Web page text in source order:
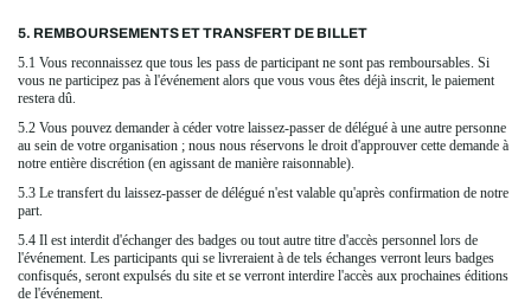
5. REMBOURSEMENTS ET TRANSFERT DE BILLET
5.1 Vous reconnaissez que tous les pass de participant ne sont pas remboursables. Si
vous ne participez pas à l'événement alors que vous vous êtes déjà inscrit, le paiement
restera dû.
5.2 Vous pouvez demander à céder votre laissez-passer de délégué à une autre personne
au sein de votre organisation ; nous nous réservons le droit d'approuver cette demande à
notre entière discrétion (en agissant de manière raisonnable).
5.3 Le transfert du laissez-passer de délégué n'est valable qu'après confirmation de notre
part.
5.4 Il est interdit d'échanger des badges ou tout autre titre d'accès personnel lors de
l'événement. Les participants qui se livreraient à de tels échanges verront leurs badges
confisqués, seront expulsés du site et se verront interdire l'accès aux prochaines éditions
de l'événement.